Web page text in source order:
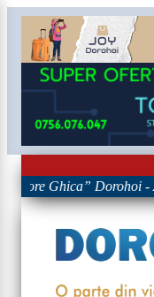
Ghica” Dorohoi -